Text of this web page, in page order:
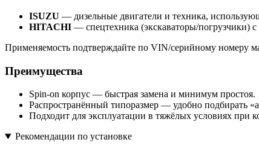
ISUZU — дизельные двигатели и техника,
HITACHI — спецтехника (экскаваторы/погрузчики)
Применяемость подтверждайте по VIN/серийному номеру
Преимущества
Spin-on корпус — быстрая замена и минимум простоя.
Распространённый типоразмер — удобно подбирать
Подходит для эксплуатации в тяжёлых условиях при
Рекомендации по установке